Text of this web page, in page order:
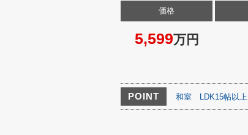
価格
5,599万円
POINT 和室 LDK15帖以上